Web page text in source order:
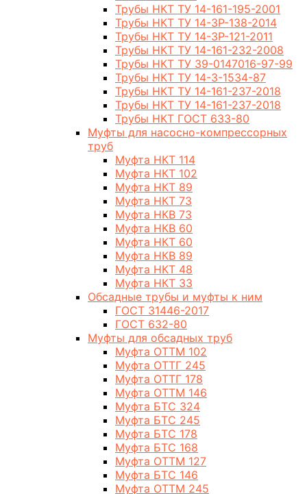
Трубы НКТ ТУ 14-161-195-2001
Трубы НКТ ТУ 14-3Р-138-2014
Трубы НКТ ТУ 14-3Р-121-2011
Трубы НКТ ТУ 14-161-232-2008
Трубы НКТ ТУ 39-0147016-97-99
Трубы НКТ ТУ 14-3-1534-87
Трубы НКТ ТУ 14-161-237-2018
Трубы НКТ ТУ 14-161-237-2018
Трубы НКТ ГОСТ 633-80
Муфты для насосно-компрессорных
труб
Муфта НКТ 114
Муфта НКТ 102
Муфта НКТ 89
Муфта НКТ 73
Муфта НКВ 73
Муфта НКВ 60
Муфта НКТ 60
Муфта НКВ 89
Муфта НКТ 48
Муфта НКТ 33
Обсадные трубы и муфты к ним
ГОСТ 31446-2017
ГОСТ 632-80
Муфты для обсадных труб
Муфта ОТТМ 102
Муфта ОТТГ 245
Муфта ОТТГ 178
Муфта ОТТМ 146
Муфта БТС 324
Муфта БТС 245
Муфта БТС 178
Муфта БТС 168
Муфта ОТТМ 127
Муфта БТС 146
Муфта ОТТМ 245